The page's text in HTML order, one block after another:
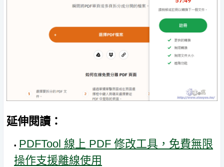
延伸閱讀：
PDFTool 線上 PDF 修改工具，免費無限
操作支援離線使用